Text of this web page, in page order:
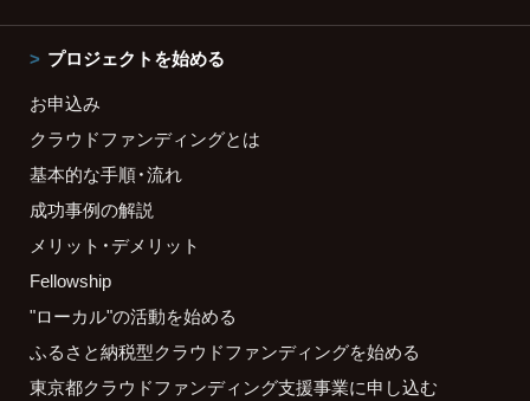
プロジェクトを始める
お申込み
クラウドファンディングとは
基本的な手順・流れ
成功事例の解説
メリット・デメリット
Fellowship
"ローカル"の活動を始める
ふるさと納税型クラウドファンディングを始める
東京都クラウドファンディング支援事業に申し込む